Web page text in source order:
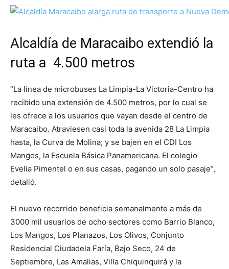
Alcaldía de Maracaibo extendió la
ruta a 4.500 metros
“La línea de microbuses La Limpia-La Victoria-Centro ha
recibido una extensión de 4.500 metros, por lo cual se
les ofrece a los usuarios que vayan desde el centro de
Maracaibo. Atraviesen casi toda la avenida 28 La Limpia
hasta, la Curva de Molina; y se bajen en el CDI Los
Mangos, la Escuela Básica Panamericana. El colegio
Evelia Pimentel o en sus casas, pagando un solo pasaje”,
detalló.
El nuevo recorrido beneficia semanalmente a más de
3000 mil usuarios de ocho sectores como Barrio Blanco,
Los Mangos, Los Planazos, Los Olivos, Conjunto
Residencial Ciudadela Faría, Bajo Seco, 24 de
Septiembre, Las Amalias, Villa Chiquinquirá y la